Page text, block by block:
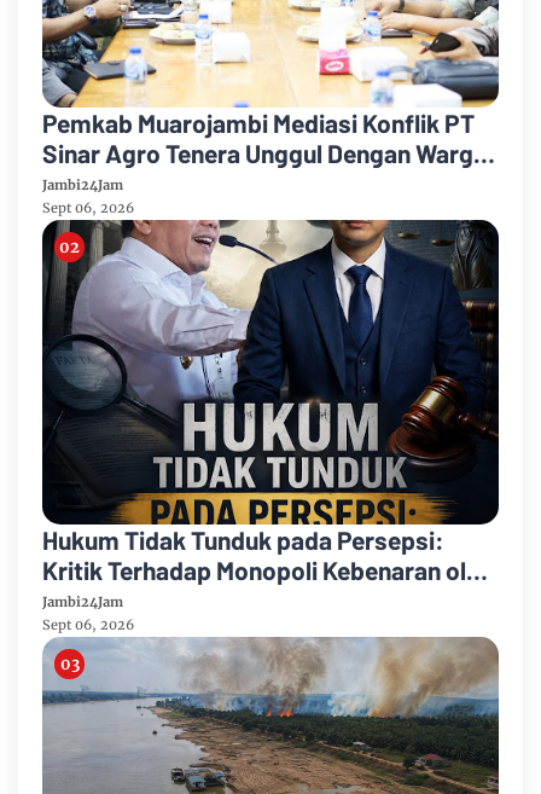
Pemkab Muarojambi Mediasi Konflik PT
Sinar Agro Tenera Unggul Dengan Warga
Sipin Teluk Duren
Jambi24Jam
Sept 06, 2026
Hukum Tidak Tunduk pada Persepsi:
Kritik Terhadap Monopoli Kebenaran oleh
Media dan Aktivis
Jambi24Jam
Sept 06, 2026